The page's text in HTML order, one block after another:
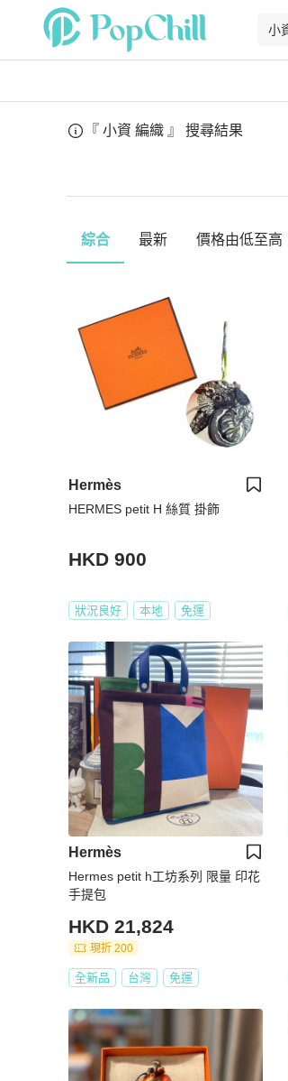
『 小資 編織 』 搜尋結果
綜合 最新 價格由低至高
Hermès
HERMES petit H 絲質 掛飾
HKD 900
狀況良好 本地 免運
Hermès
Hermes petit h工坊系列 限量 印花
手提包
HKD 21,824
現折 200
全新品 台灣 免運